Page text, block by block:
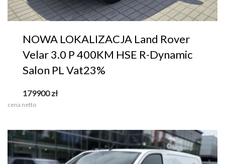
NOWA LOKALIZACJA Land Rover
Velar 3.0 P 400KM HSE R-Dynamic
Salon PL Vat23%
179900zł
cena netto